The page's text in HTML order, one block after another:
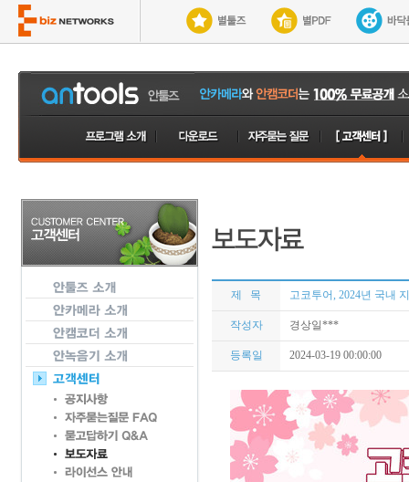
제 목 고코투어, 2024년 국내
작성자 경상일***
등록일 2024-03-19 00:00:00